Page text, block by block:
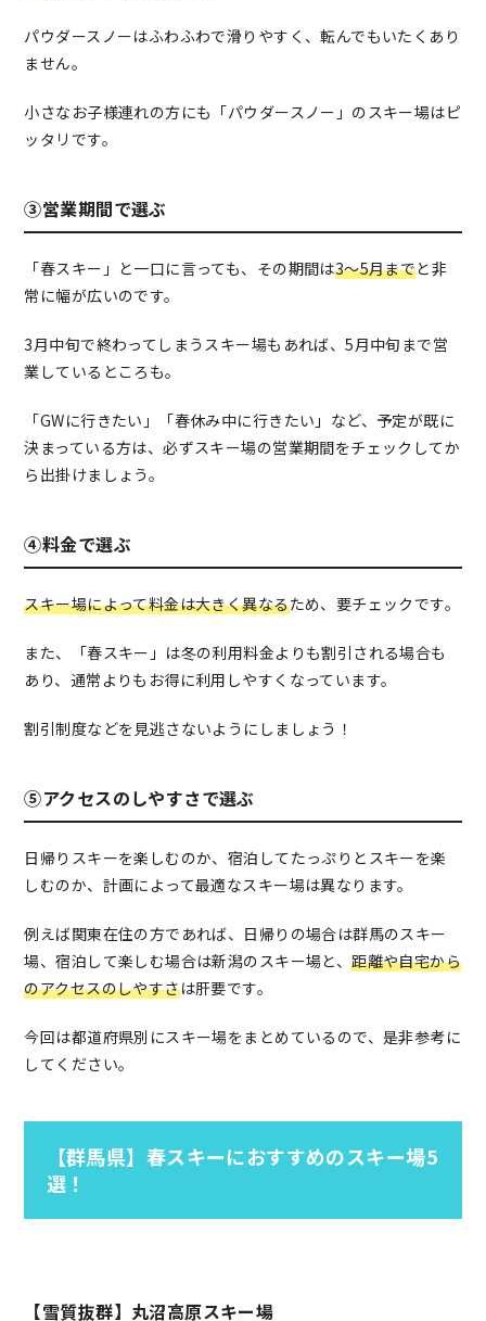
パウダースノーはふわふわで滑りやすく、転んでもいたくあり
ません。
小さなお子様連れの方にも「パウダースノー」のスキー場はピ
ッタリです。
③営業期間で選ぶ
「春スキー」と一口に言っても、その期間は3〜5月までと非
常に幅が広いのです。
3月中旬で終わってしまうスキー場もあれば、5月中旬まで営
業しているところも。
「GWに行きたい」「春休み中に行きたい」など、予定が既に
決まっている方は、必ずスキー場の営業期間をチェックしてか
ら出掛けましょう。
④料金で選ぶ
スキー場によって料金は大きく異なるため、要チェックです。
また、「春スキー」は冬の利用料金よりも割引される場合も
あり、通常よりもお得に利用しやすくなっています。
割引制度などを見逃さないようにしましょう！
⑤アクセスのしやすさで選ぶ
日帰りスキーを楽しむのか、宿泊してたっぷりとスキーを楽
しむのか、計画によって最適なスキー場は異なります。
例えば関東在住の方であれば、日帰りの場合は群馬のスキー
場、宿泊して楽しむ場合は新潟のスキー場と、距離や自宅から
のアクセスのしやすさは肝要です。
今回は都道府県別にスキー場をまとめているので、是非参考に
してください。
【群馬県】春スキーにおすすめのスキー場5
選！
【雪質抜群】丸沼高原スキー場